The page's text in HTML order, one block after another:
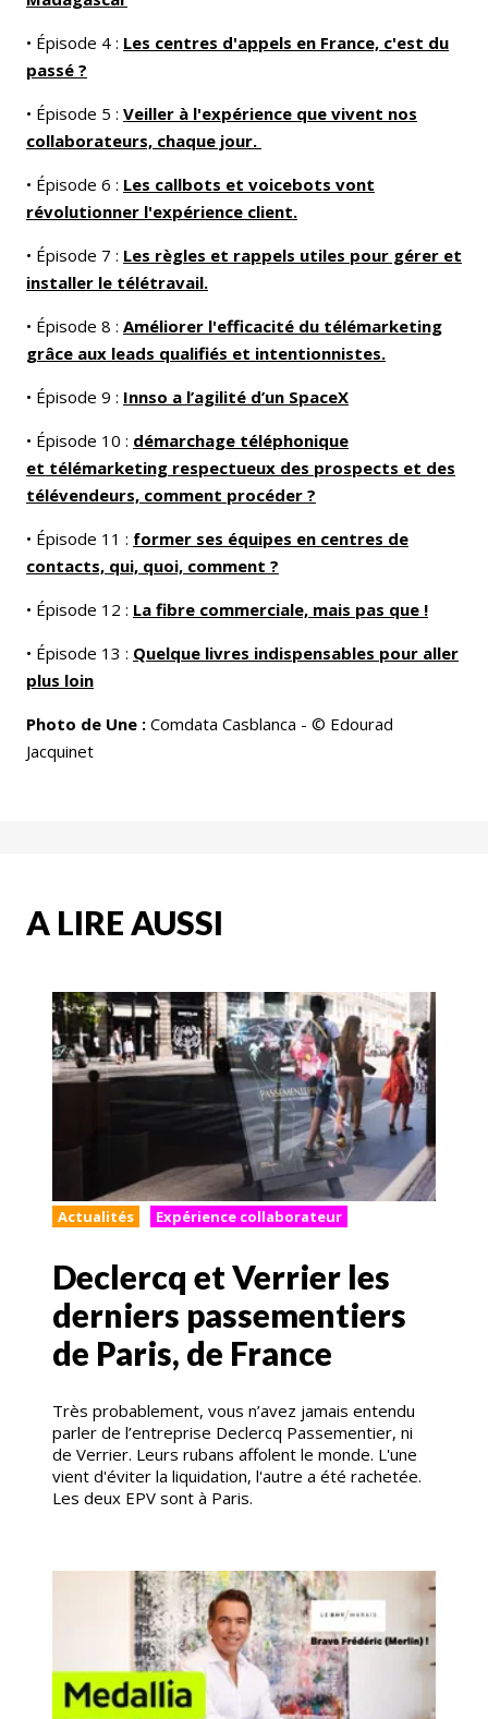
• Épisode 4 : Les centres d'appels en France, c'est du
passé ?
• Épisode 5 : Veiller à l'expérience que vivent nos
collaborateurs, chaque jour.
• Épisode 6 : Les callbots et voicebots vont
révolutionner l'expérience client.
• Épisode 7 : Les règles et rappels utiles pour gérer et
installer le télétravail.
• Épisode 8 : Améliorer l'efficacité du télémarketing
grâce aux leads qualifiés et intentionnistes.
• Épisode 9 : Innso a l’agilité d’un SpaceX
• Épisode 10 : démarchage téléphonique
et télémarketing respectueux des prospects et des
télévendeurs, comment procéder ?
• Épisode 11 : former ses équipes en centres de
contacts, qui, quoi, comment ?
• Épisode 12 : La fibre commerciale, mais pas que !
• Épisode 13 : Quelque livres indispensables pour aller
plus loin
Photo de Une : Comdata Casblanca - © Edourad
Jacquinet
A LIRE AUSSI
Actualités Expérience collaborateur
Declercq et Verrier les
derniers passementiers
de Paris, de France
Très probablement, vous n’avez jamais entendu
parler de l’entreprise Declercq Passementier, ni
de Verrier. Leurs rubans affolent le monde. L'une
vient d'éviter la liquidation, l'autre a été rachetée.
Les deux EPV sont à Paris.